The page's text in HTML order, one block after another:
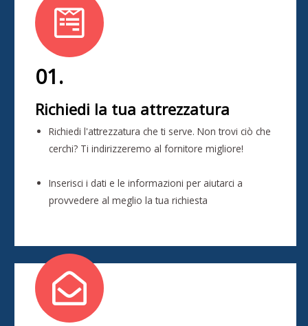
01.
Richiedi la tua attrezzatura
Richiedi l'attrezzatura che ti serve. Non trovi ciò che
cerchi? Ti indirizzeremo al fornitore migliore!
Inserisci i dati e le informazioni per aiutarci a
provvedere al meglio la tua richiesta